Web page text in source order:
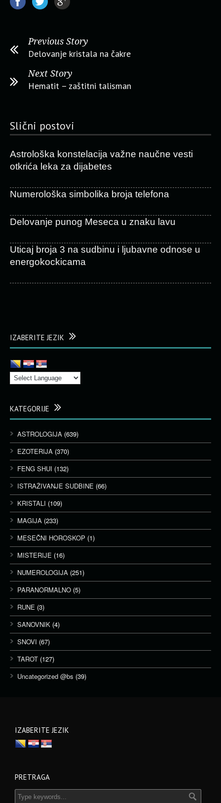
Previous Story
Delovanje kristala na čakre
Next Story
Hematit – zaštitni talisman
Slični postovi
Astrološka konstelacija važne naučne vesti
otkrića leka za dijabetes
Numerološka simbolika broja telefona
Delovanje punog Meseca u znaku lavu
Uticaj broja 3 na sudbinu i ljubavne odnose u
energokockicama
IZABERITE JEZIK
KATEGORIJE
ASTROLOGIJA (639)
EZOTERIJA (370)
FENG SHUI (132)
ISTRAŽIVANJE SUDBINE (66)
KRISTALI (109)
MAGIJA (233)
MESEČNI HOROSKOP (1)
MISTERIJE (16)
NUMEROLOGIJA (251)
PARANORMALNO (5)
RUNE (3)
SANOVNIK (4)
SNOVI (67)
TAROT (127)
Uncategorized @bs (39)
IZABERITE JEZIK
PRETRAGA